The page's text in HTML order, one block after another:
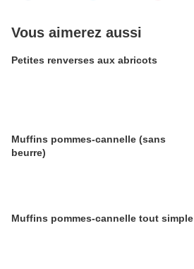
Vous aimerez aussi
Petites renverses aux abricots
Muffins pommes-cannelle (sans
beurre)
Muffins pommes-cannelle tout simple